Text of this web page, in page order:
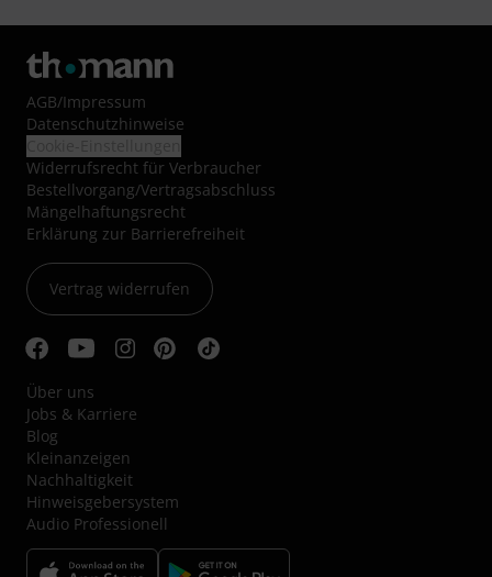
AGB/Impressum
Datenschutzhinweise
Widerrufsrecht für Verbraucher
Bestellvorgang/Vertragsabschluss
Mängelhaftungsrecht
Erklärung zur Barrierefreiheit
Vertrag widerrufen
Über uns
Jobs & Karriere
Blog
Kleinanzeigen
Nachhaltigkeit
Hinweisgebersystem
Audio Professionell